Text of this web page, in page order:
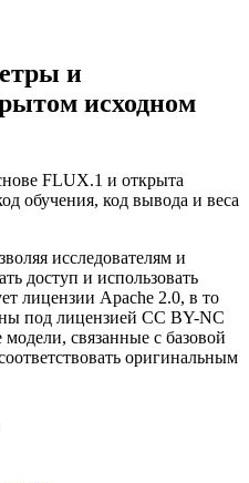
и
исходном
FLUX.1 и открыта
обучения, код вывода и веса
исследователям и
доступ и использовать
лицензии Apache 2.0, в то
под лицензией CC BY-NC
связанные с базовой
оригинальным